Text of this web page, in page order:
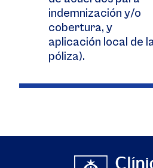
indemnización y/o
cobertura, y
aplicación local de
póliza).